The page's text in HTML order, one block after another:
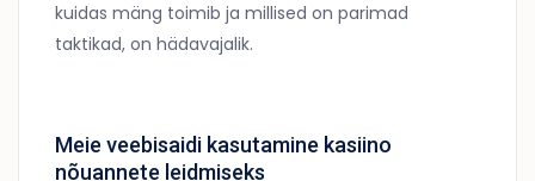
kuidas mäng toimib ja millised on parimad
taktikad, on hädavajalik.
Meie veebisaidi kasutamine kasiino
nõuannete leidmiseks